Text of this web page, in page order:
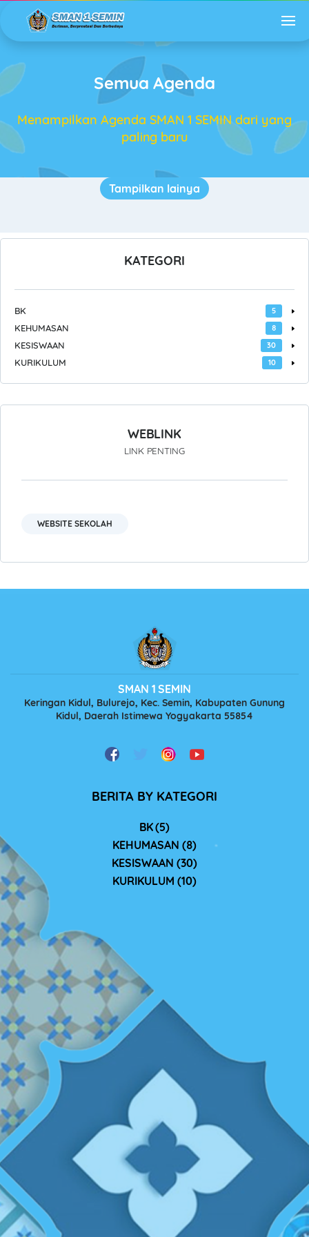
Semua Agenda
Menampilkan Agenda SMAN 1 SEMIN dari yang
paling baru
Tampilkan lainya
KATEGORI
BK 5
KEHUMASAN 8
KESISWAAN 30
KURIKULUM 10
WEBLINK
LINK PENTING
WEBSITE SEKOLAH
SMAN 1 SEMIN
Keringan Kidul, Bulurejo, Kec. Semin, Kabupaten Gunung
Kidul, Daerah Istimewa Yogyakarta 55854
BERITA BY KATEGORI
BK (5)
KEHUMASAN (8)
KESISWAAN (30)
KURIKULUM (10)